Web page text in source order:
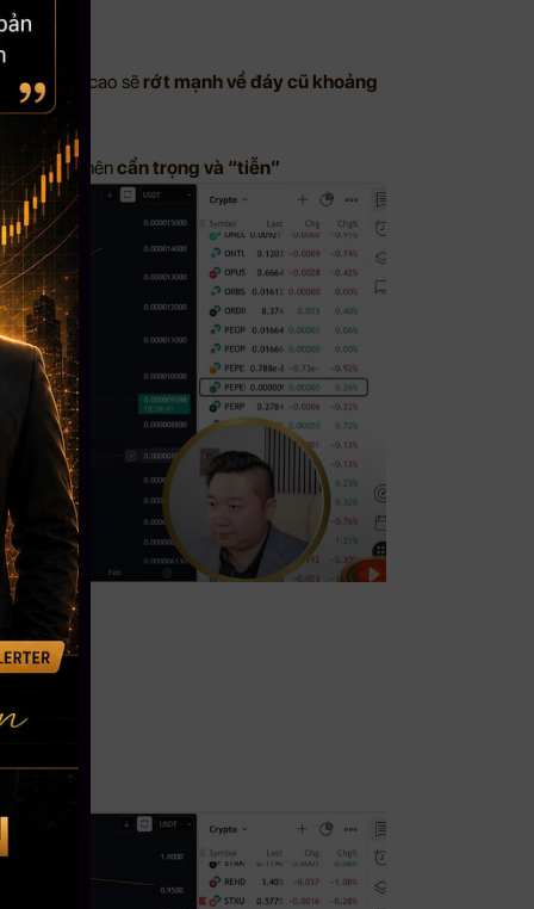
, khả năng cao sẽ rớt mạnh về đáy cũ khoảng
hỗ trợ thì nêncẩn trọng và “tiễn”